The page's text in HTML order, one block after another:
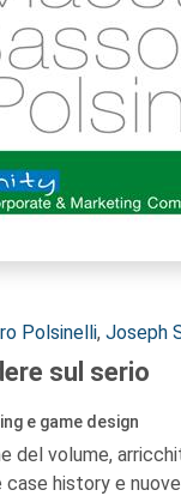
Polsinelli, Joseph
sul serio
e game design
del volume,
history e